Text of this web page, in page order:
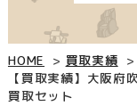
HOME
買取実績
【買取実績】大阪府
買取セット